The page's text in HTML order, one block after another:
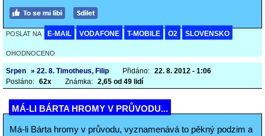
POSLAT NA E-MAIL VODAFONE T-MOBILE O2 SLOVENSKO
OHODNOCENO
Srpen » 22. 8. Timotheus, Filip Přidáno: 22. 8. 2012 - 1:06
Posláno: 62x Známka: 2,65 od 49 lidí
MÁ-LI BÁRTA HROMY V PRŮVODU...
Má-li Bárta hromy v průvodu, vyznamenává to pěkný podzim a